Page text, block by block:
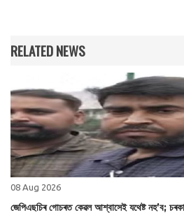
RELATED NEWS
08 Aug 2026
জেপিএছচিৰ গোচৰত কেৱল আশ্বাসেই যথেষ্ট নহ’ব;